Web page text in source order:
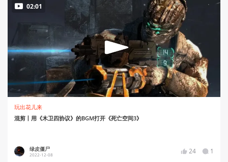
02:01
玩出花儿来
混剪丨用《木卫四协议》的BGM打开《死亡空间3》
绿皮僵尸
2022-12-08 24 1